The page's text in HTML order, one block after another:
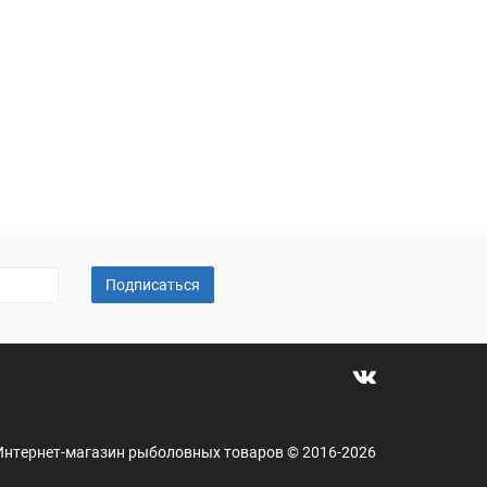
Подписаться
магазин рыболовных товаров © 2016-2026